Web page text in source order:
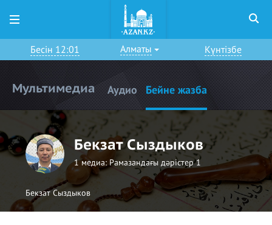
Бесін 12:01 Алматы Күнтізбе
Мультимедиа Аудио Бейне жазба
Бекзат Сыздыков
1 медиа: Рамазандағы дәрістер 1
Бекзат Сыздыков